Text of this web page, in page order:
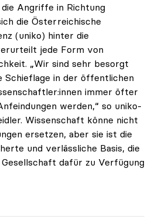
Angriffe in Richtung
die Österreichische
(uniko) hinter die
jede Form von
„Wir sind sehr besorgt
Schieflage in der öffentlichen
immer öfter
werden,“ so uniko-
Wissenschaft könne nicht
ersetzen, aber sie ist die
und verlässliche Basis, die
dafür zu Verfügung
Forscher:innen